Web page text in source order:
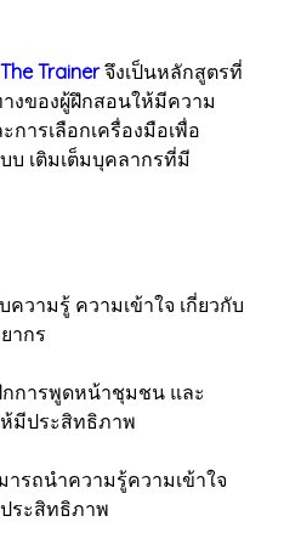
Trainerจึงเป็นหลักสูตรที่
งของผู้ฝึกสอนให้มีความ
การเลือกเครื่องมือเพื่อ
บ เติมเต็มบุคลากรที่มี
วามรู้ ความเข้าใจ เกี่ยวกับ
ากร
การพูดหน้าชุมชน และ
มีประสิทธิภาพ
รถนำความรู้ความเข้าใจ
ระสิทธิภาพ